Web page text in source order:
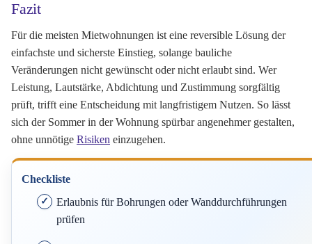
Fazit
Für die meisten Mietwohnungen ist eine reversible Lösung der
einfachste und sicherste Einstieg, solange bauliche
Veränderungen nicht gewünscht oder nicht erlaubt sind. Wer
Leistung, Lautstärke, Abdichtung und Zustimmung sorgfältig
prüft, trifft eine Entscheidung mit langfristigem Nutzen. So lässt
sich der Sommer in der Wohnung spürbar angenehmer gestalten,
ohne unnötige Risiken einzugehen.
Checkliste
Erlaubnis für Bohrungen oder Wanddurchführungen
prüfen